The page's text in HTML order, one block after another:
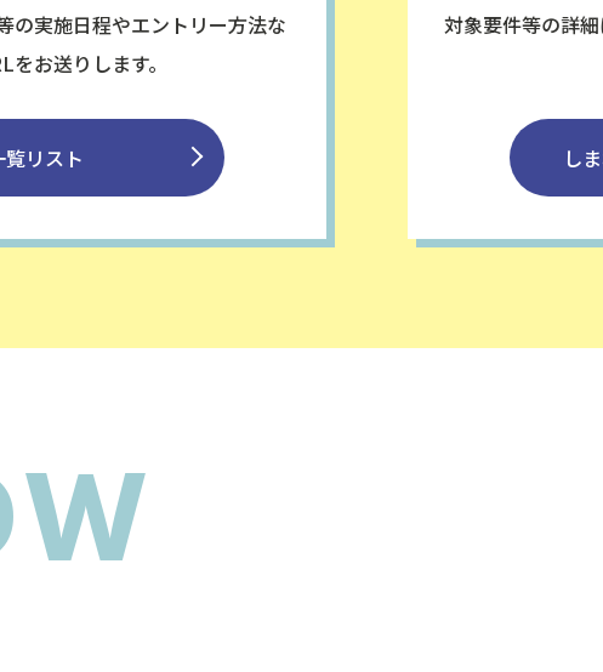
の実施日程やエントリー方法な
お送りします。
リスト
対象要件等の詳
し